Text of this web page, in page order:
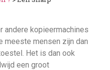
andere kopieermachines
meeste mensen zijn dan
Het is dan ook
een groot